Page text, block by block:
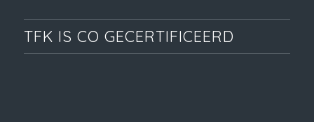
TFK IS CO GECERTIFICEERD